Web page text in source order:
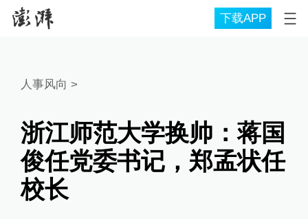
下载APP
人事风向 >
浙江师范大学换帅：蒋国
俊任党委书记，郑孟状任
校长